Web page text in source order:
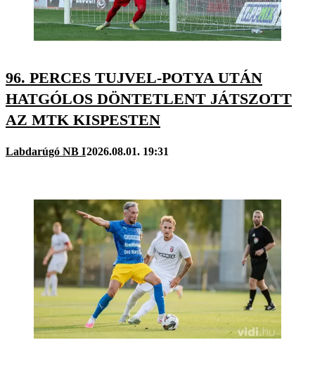
96. PERCES TUJVEL-POTYA UTÁN
HATGÓLOS DÖNTETLENT JÁTSZOTT
AZ MTK KISPESTEN
Labdarúgó NB I2026.08.01. 19:31